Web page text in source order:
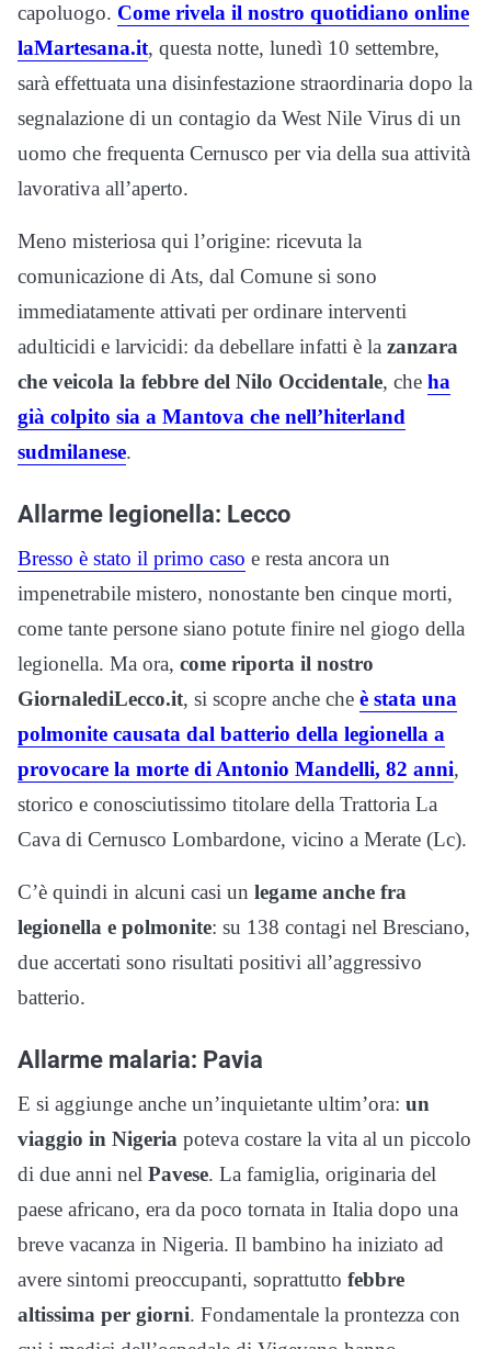
capoluogo. Come rivela il nostro quotidiano online
laMartesana.it, questa notte, lunedì 10 settembre,
sarà effettuata una disinfestazione straordinaria dopo la
segnalazione di un contagio da West Nile Virus di un
uomo che frequenta Cernusco per via della sua attività
lavorativa all’aperto.
Meno misteriosa qui l’origine: ricevuta la
comunicazione di Ats, dal Comune si sono
immediatamente attivati per ordinare interventi
adulticidi e larvicidi: da debellare infatti è la zanzara
che veicola la febbre del Nilo Occidentale, che ha
già colpito sia a Mantova che nell’hiterland
sudmilanese.
Allarme legionella: Lecco
Bresso è stato il primo caso e resta ancora un
impenetrabile mistero, nonostante ben cinque morti,
come tante persone siano potute finire nel giogo della
legionella. Ma ora, come riporta il nostro
GiornalediLecco.it, si scopre anche che è stata una
polmonite causata dal batterio della legionella a
provocare la morte di Antonio Mandelli, 82 anni,
storico e conosciutissimo titolare della Trattoria La
Cava di Cernusco Lombardone, vicino a Merate (Lc).
C’è quindi in alcuni casi un legame anche fra
legionella e polmonite: su 138 contagi nel Bresciano,
due accertati sono risultati positivi all’aggressivo
batterio.
Allarme malaria: Pavia
E si aggiunge anche un’inquietante ultim’ora: un
viaggio in Nigeria poteva costare la vita al un piccolo
di due anni nel Pavese. La famiglia, originaria del
paese africano, era da poco tornata in Italia dopo una
breve vacanza in Nigeria. Il bambino ha iniziato ad
avere sintomi preoccupanti, soprattutto febbre
altissima per giorni. Fondamentale la prontezza con